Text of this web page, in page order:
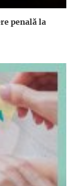
penală la